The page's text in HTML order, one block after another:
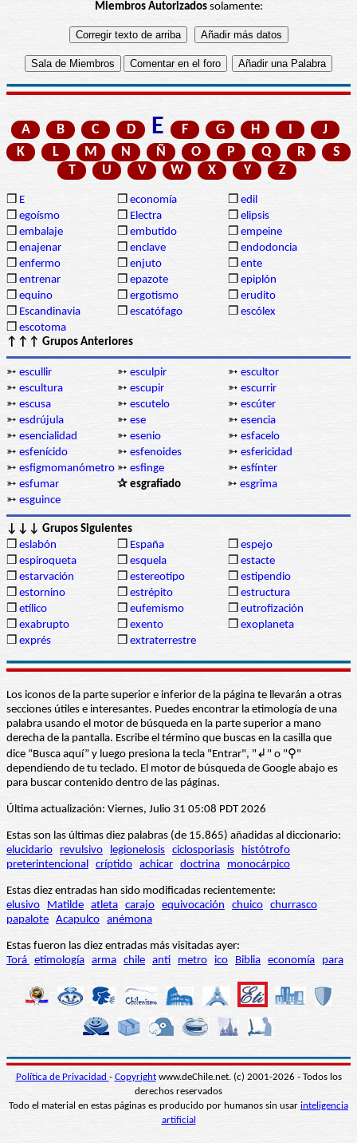
Miembros Autorizadossolamente:
A B C D E F G H I
J
K
L M N Ñ O P Q R
S
T
U V W X Y Z
❒ E ❒ economía ❒ edil
❒ egoísmo ❒ Electra ❒ elipsis
❒ embalaje ❒ embutido ❒ empeine
❒ enajenar ❒ enclave ❒ endodoncia
❒ enfermo ❒ enjuto ❒ ente
❒ entrenar ❒ epazote ❒ epiplón
❒ equino ❒ ergotismo ❒ erudito
❒ Escandinavia ❒ escatófago ❒ escólex
❒ escotoma
↑↑↑ Grupos Anteriores
➳ escullir ➳ esculpir ➳ escultor
➳ escultura ➳ escupir ➳ escurrir
➳ escusa ➳ escutelo ➳ escúter
➳ esdrújula ➳ ese ➳ esencia
➳ esencialidad ➳ esenio ➳ esfacelo
➳ esfenícido ➳ esfenoides ➳ esfericidad
➳ esfigmomanómetro ➳ esfinge ➳ esfínter
➳ esfumar ✰ esgrafiado ➳ esgrima
➳ esguince
↓↓↓ Grupos Siguientes
❒ eslabón ❒ España ❒ espejo
❒ espiroqueta ❒ esquela ❒ estacte
❒ estarvación ❒ estereotipo ❒ estipendio
❒ estornino ❒ estrépito ❒ estructura
❒ etílico ❒ eufemismo ❒ eutrofización
❒ exabrupto ❒ exento ❒ exoplaneta
❒ exprés ❒ extraterrestre
Los iconos de la parte superior e inferior de la página te llevarán a otras
secciones útiles e interesantes. Puedes encontrar la etimología de una
palabra usando el motor de búsqueda en la parte superior a mano
derecha de la pantalla. Escribe el término que buscas en la casilla que
dice “Busca aquí” y luego presiona la tecla "Entrar", "↲" o "⚲"
dependiendo de tu teclado. El motor de búsqueda de Google abajo es
para buscar contenido dentro de las páginas.
Última actualización: Viernes, Julio 31 05:08 PDT 2026
Estas son las últimas diez palabras (de 15.865) añadidas al diccionario:
elucidario
revulsivo legionelosis ciclosporiasis
histótrofo
preterintencional críptido achicar doctrina monocárpico
Estas diez entradas han sido modificadas recientemente:
elusivo
Matilde atleta carajo equivocación chuico churrasco
papalote Acapulco anémona
Estas fueron las diez entradas más visitadas ayer:
Torá etimología arma chile anti metro ico Biblia economía para
Política de Privacidad - Copyrightwww.deChile.net. (c) 2001-2026 - Todos los
derechos reservados
Todo el material en estas páginas es producido por humanos sin usar inteligencia
artificial